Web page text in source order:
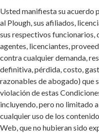
Usted manifiesta su acuerdo
al Plough, sus afiliados,
sus respectivos
agentes, licenciantes,
contra cualquier demanda,
definitiva, pérdida, costo,
razonables de abogado) que
violación de estas
incluyendo, pero no limitado
cualquier uso de los
Web, que no hubieran sido